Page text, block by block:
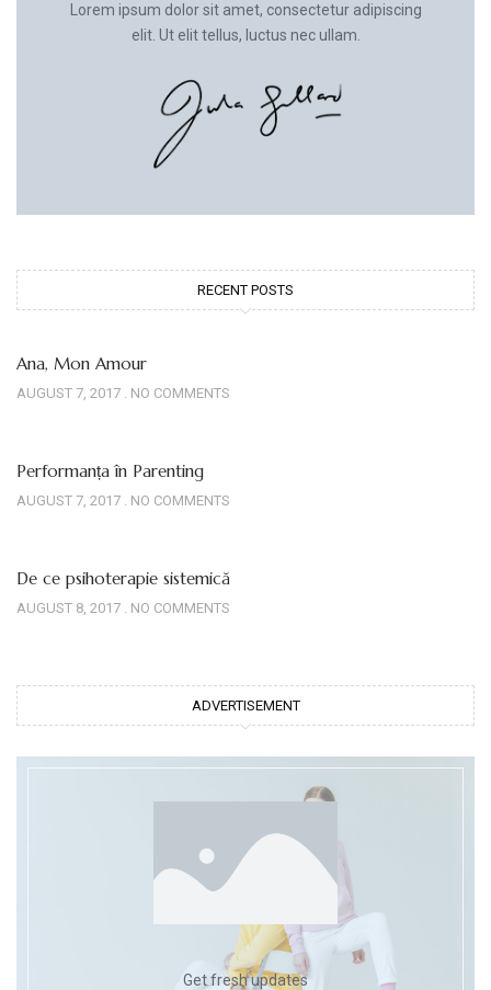
Lorem ipsum dolor sit amet, consectetur adipiscing
elit. Ut elit tellus, luctus nec ullam.
RECENT POSTS
Ana, Mon Amour
AUGUST 7, 2017 NO COMMENTS
Performanța în Parenting
AUGUST 7, 2017 NO COMMENTS
De ce psihoterapie sistemică
AUGUST 8, 2017 NO COMMENTS
ADVERTISEMENT
Get fresh updates